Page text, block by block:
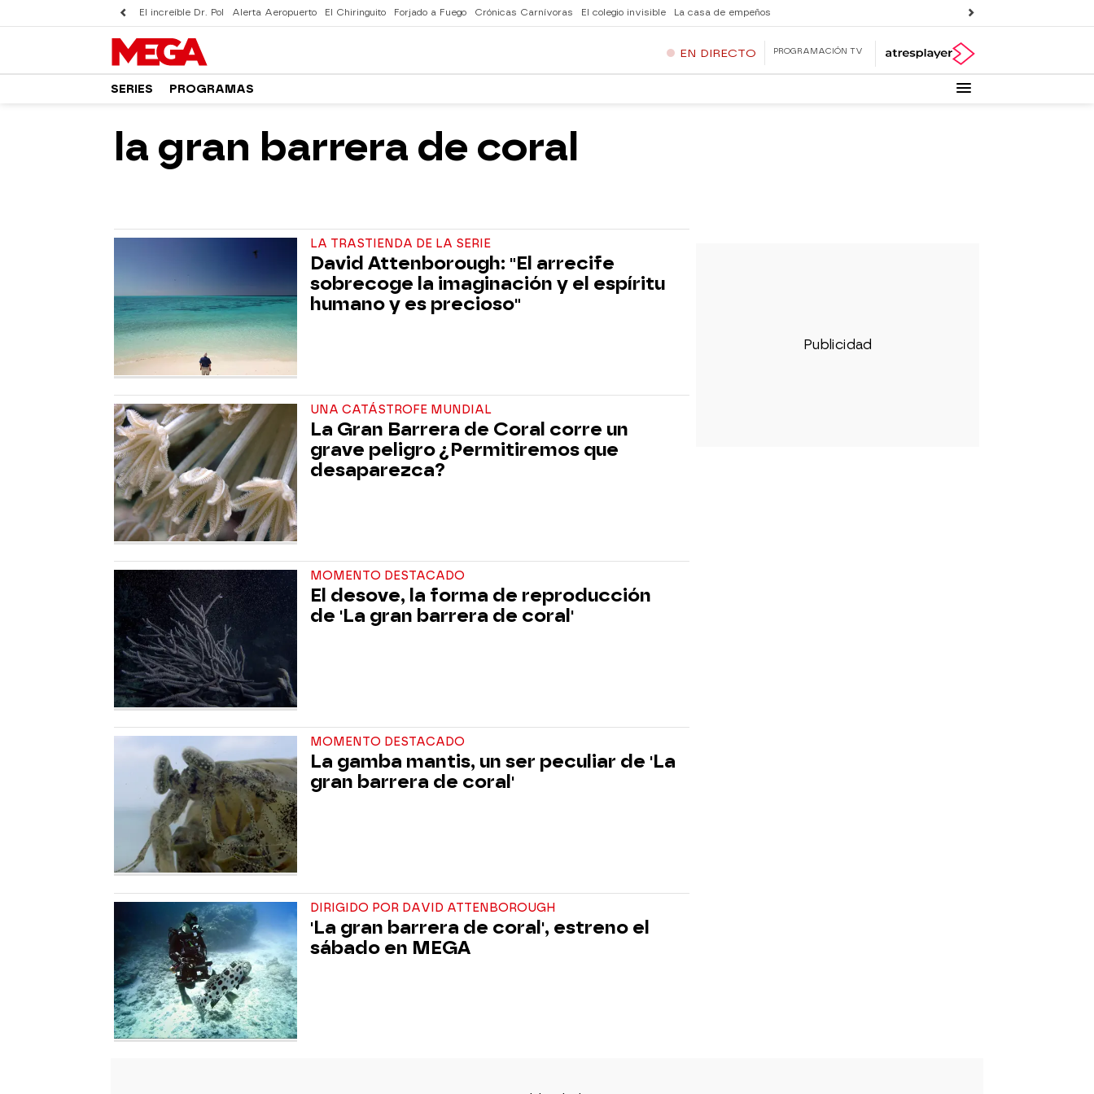
El increíble Dr. Pol Alerta Aeropuerto El Chiringuito Forjado a Fuego Crónicas Carnívoras El colegio invisible La casa de empeños
EN DIRECTO PROGRAMACIÓN TV
SERIES PROGRAMAS
la gran barrera de coral
LA TRASTIENDA DE LA SERIE
David Attenborough: "El arrecife
sobrecoge la imaginación y el espíritu
humano y es precioso"
UNA CATÁSTROFE MUNDIAL
La Gran Barrera de Coral corre un
grave peligro ¿Permitiremos que
desaparezca?
MOMENTO DESTACADO
El desove, la forma de reproducción
de 'La gran barrera de coral'
MOMENTO DESTACADO
La gamba mantis, un ser peculiar de 'La
gran barrera de coral'
DIRIGIDO POR DAVID ATTENBOROUGH
'La gran barrera de coral', estreno el
sábado en MEGA